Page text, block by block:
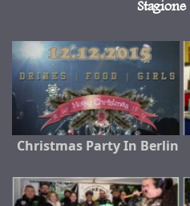
Christmas Party In Berlin